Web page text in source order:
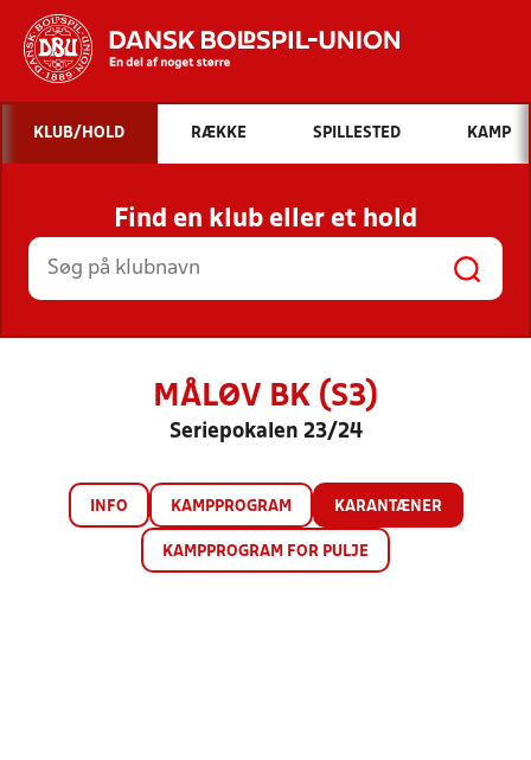
Hvad vil du søge efter?
INDHOLD OG NYHEDER
STILLINGER, RESULTATER, KLUBBER OG
HOLD
KLUB/HOLD RÆKKE SPILLESTED KAMP
Find en klub eller et hold
MÅLØV BK (S3)
Seriepokalen 23/24
INFO KAMPPROGRAM KARANTÆNER
KAMPPROGRAM FOR PULJE